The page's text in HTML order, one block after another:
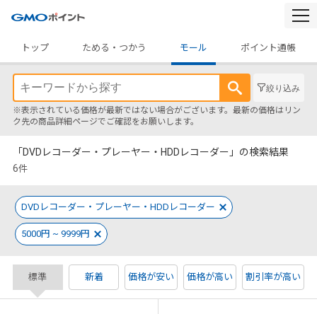
トップ
ためる・つかう モール ポイント通帳
絞り込み
※表示されている価格が最新ではない場合がございます。最新の価格はリン
ク先の商品詳細ページでご確認をお願いします。
「DVDレコーダー・プレーヤー・HDDレコーダー」の検索結果
6件
DVDレコーダー・プレーヤー・HDDレコーダー
5000円 ~ 9999円
標準 新着 価格が安い 価格が高い 割引率が高い